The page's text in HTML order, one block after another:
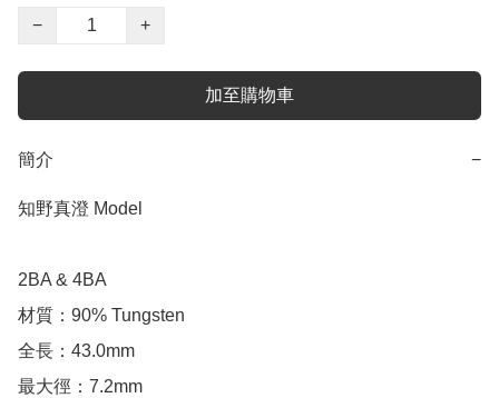
−
+
加至購物車
簡介 −
知野真澄 Model
2BA & 4BA
材質：90% Tungsten
全長：43.0mm
最大徑：7.2mm